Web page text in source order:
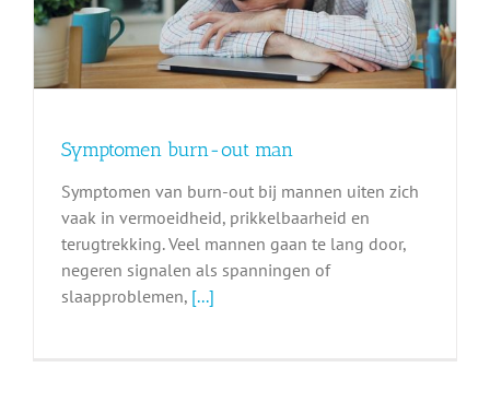
Symptomen burn-out man
Symptomen van burn-out bij mannen uiten zich
vaak in vermoeidheid, prikkelbaarheid en
terugtrekking. Veel mannen gaan te lang door,
negeren signalen als spanningen of
slaapproblemen,[...]